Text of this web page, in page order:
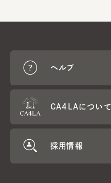
ヘルプ
CA4LAについて
採用情報